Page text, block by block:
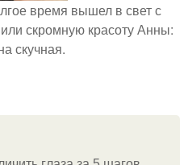
время вышел в свет с
скромную красоту Анны:
скучная.